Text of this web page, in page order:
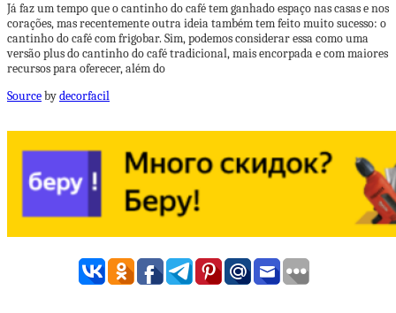
Já faz um tempo que o cantinho do café tem ganhado espaço nas casas e nos
corações, mas recentemente outra ideia também tem feito muito sucesso: o
cantinho do café com frigobar. Sim, podemos considerar essa como uma
versão plus do cantinho do café tradicional, mais encorpada e com maiores
recursos para oferecer, além do
Sourcebydecorfacil